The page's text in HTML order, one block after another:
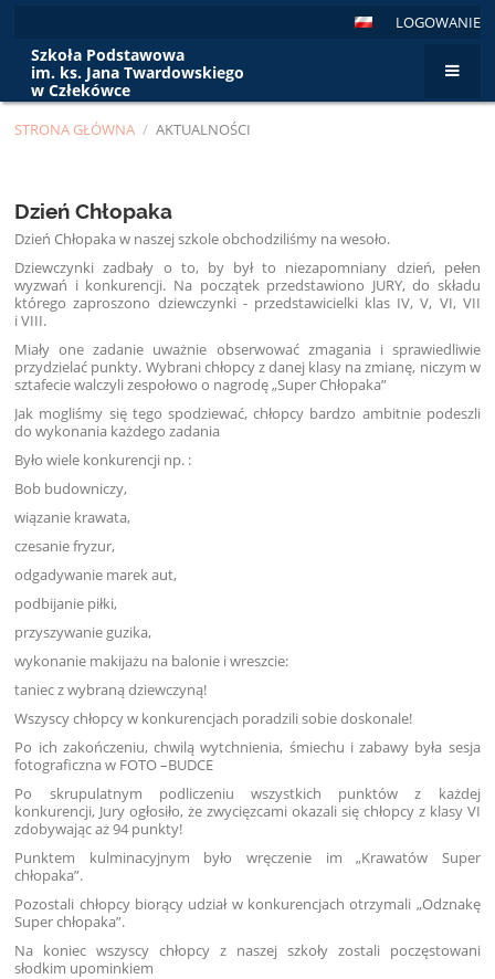
LOGOWANIE
Szkoła Podstawowa
im. ks. Jana Twardowskiego
w Człekówce
STRONA GŁÓWNA / AKTUALNOŚCI
Dzień Chłopaka
Dzień Chłopaka w naszej szkole obchodziliśmy na wesoło.
Dziewczynki zadbały o to, by był to niezapomniany dzień, pełen
wyzwań i konkurencji. Na początek przedstawiono JURY, do składu
którego zaproszono dziewczynki - przedstawicielki klas IV, V, VI, VII
i VIII.
Miały one zadanie uważnie obserwować zmagania i sprawiedliwie
przydzielać punkty. Wybrani chłopcy z danej klasy na zmianę, niczym w
sztafecie walczyli zespołowo o nagrodę „Super Chłopaka”
Jak mogliśmy się tego spodziewać, chłopcy bardzo ambitnie podeszli
do wykonania każdego zadania
Było wiele konkurencji np. :
Bob budowniczy,
wiązanie krawata,
czesanie fryzur,
odgadywanie marek aut,
podbijanie piłki,
przyszywanie guzika,
wykonanie makijażu na balonie i wreszcie:
taniec z wybraną dziewczyną!
Wszyscy chłopcy w konkurencjach poradzili sobie doskonale!
Po ich zakończeniu, chwilą wytchnienia, śmiechu i zabawy była sesja
fotograficzna w FOTO –BUDCE
Po skrupulatnym podliczeniu wszystkich punktów z każdej
konkurencji, Jury ogłosiło, że zwycięzcami okazali się chłopcy z klasy VI
zdobywając aż 94 punkty!
Punktem kulminacyjnym było wręczenie im „Krawatów Super
chłopaka”.
Pozostali chłopcy biorący udział w konkurencjach otrzymali „Odznakę
Super chłopaka”.
Na koniec wszyscy chłopcy z naszej szkoły zostali poczęstowani
słodkim upominkiem